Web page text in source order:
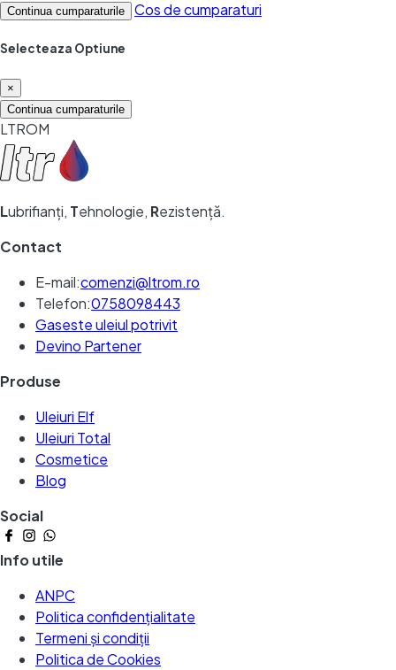
Continua cumparaturile Cos de cumparaturi
Selecteaza Optiune
×
Continua cumparaturile
LTROM
Lubrifianți, Tehnologie, Rezistență.
Contact
E-mail:comenzi@ltrom.ro
Telefon:0758098443
Gaseste uleiul potrivit
Devino Partener
Produse
Uleiuri Elf
Uleiuri Total
Cosmetice
Blog
Social
Info utile
ANPC
Politica confidențialitate
Termeni și condiții
Politica de Cookies